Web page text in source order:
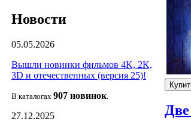
Новости
05.05.2026
Вышли новинки фильмов 4K, 2K,
3D и отечественных (версия 25)!
В каталогах 907 новинок.
27.12.2025